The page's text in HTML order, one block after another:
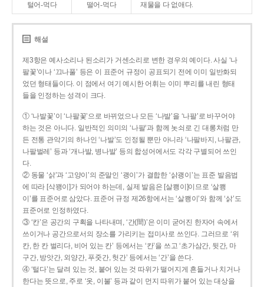
털어-먹다 떨어-먹다 재물을 다 없애다.
해설
제3항은 예사소리나 된소리가 거센소리로 변한 경우의 예이다. 사실 ‘나
팔꽃’이나 ‘끄나풀’ 등은 이 표준어 규정이 공표되기 전에 이미 일반화되
었던 형태들이다. 이 점에서 여기 예시한 어휘는 이미 뿌리를 내린 형태
들을 인정하는 성격이 크다.
① ‘나발꽃’이 ‘나팔꽃’으로 바뀌었으나 모든 ‘나발’을 ‘나팔’로 바꾸어야
하는 것은 아니다. 일반적인 의미의 ‘나팔’과 함께 놋쇠로 긴 대롱처럼 만
든 전통 관악기의 하나인 ‘나발’도 인정될 뿐만 아니라 ‘나팔바지, 나팔관,
나팔벌레’ 등과 ‘개나발, 병나발’ 등의 합성어에서도 각각 구별되어 쓰인
다.
② 동물 ‘삵’과 ‘고양이’의 준말인 ‘괭이’가 결합한 ‘삵괭이’는 표준 발음법
에 따라 [삭꽹이]가 되어야 하는데, 실제 발음은 [살쾡이]이므로 ‘살쾡
이’를 표준어로 삼았다. 표준어 규정 제26항에서는 ‘살쾡이’와 함께 ‘삵’도
표준어로 인정하였다.
③ ‘칸’은 공간의 구획을 나타내며, ‘간(間)’은 이미 굳어진 한자어 속에서
쓰이거나 공간으로서의 장소를 가리키는 접미사로 쓰인다. 그러므로 ‘위
칸, 한 칸 벌리다, 비어 있는 칸’ 등에서는 ‘칸’을 쓰고 ‘초가삼간, 뒷간, 마
구간, 방앗간, 외양간, 푸줏간, 헛간’ 등에서는 ‘간’을 쓴다.
④ ‘털다’는 달려 있는 것, 붙어 있는 것 따위가 떨어지게 흔들거나 치거나
한다는 뜻으로, 주로 ‘옷, 이불’ 등과 같이 먼지 따위가 붙어 있는 대상을